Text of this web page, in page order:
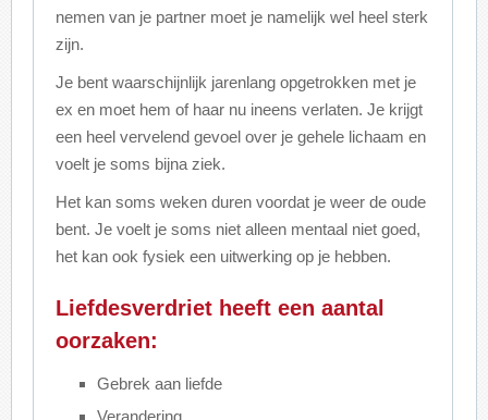
nemen van je partner moet je namelijk wel heel sterk
zijn.
Je bent waarschijnlijk jarenlang opgetrokken met je
ex en moet hem of haar nu ineens verlaten. Je krijgt
een heel vervelend gevoel over je gehele lichaam en
voelt je soms bijna ziek.
Het kan soms weken duren voordat je weer de oude
bent. Je voelt je soms niet alleen mentaal niet goed,
het kan ook fysiek een uitwerking op je hebben.
Liefdesverdriet heeft een aantal
oorzaken:
Gebrek aan liefde
Verandering